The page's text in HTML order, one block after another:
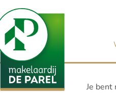
Je bent